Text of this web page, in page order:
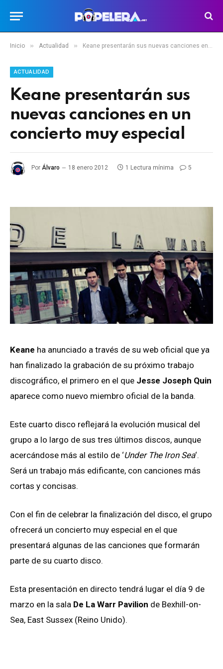
Inicio » Actualidad » Keane presentarán sus nuevas canciones en un concierto muy especial
ACTUALIDAD
Keane presentarán sus
nuevas canciones en un
concierto muy especial
Por Álvaro 18 enero 2012 1 Lectura mínima 5
Keane ha anunciado a través de su web oficial que ya
han finalizado la grabación de su próximo trabajo
discográfico, el primero en el que Jesse Joseph Quin
aparece como nuevo miembro oficial de la banda.
Este cuarto disco reflejará la evolución musical del
grupo a lo largo de sus tres últimos discos, aunque
acercándose más al estilo de ‘Under The Iron Sea‘.
Será un trabajo más edificante, con canciones más
cortas y concisas.
Con el fin de celebrar la finalización del disco, el grupo
ofrecerá un concierto muy especial en el que
presentará algunas de las canciones que formarán
parte de su cuarto disco.
Esta presentación en directo tendrá lugar el día 9 de
marzo en la sala De La Warr Pavilion de Bexhill-on-
Sea, East Sussex (Reino Unido).